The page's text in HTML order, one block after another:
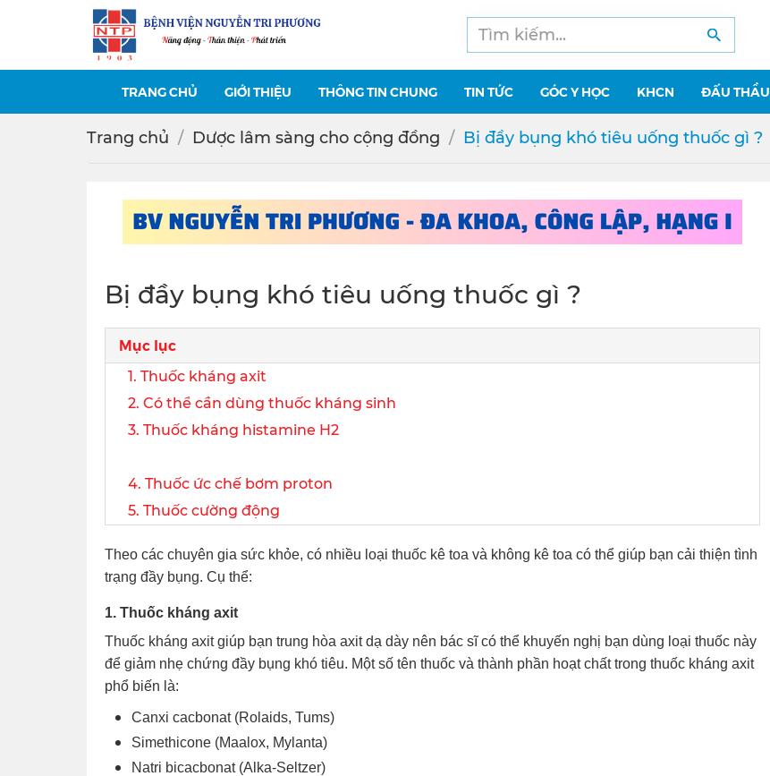
TRANG CHỦ GIỚI THIỆU THÔNG TIN CHUNG TIN TỨC GÓC Y HỌC KHCN ĐẤU THẦU
Trang chủ Dược lâm sàng cho cộng đồng Bị đầy bụng khó tiêu uống thuốc gì ?
Bị đầy bụng khó tiêu uống thuốc gì ?
Mục lục
1. Thuốc kháng axit
2. Có thể cần dùng thuốc kháng sinh
3. Thuốc kháng histamine H2
4. Thuốc ức chế bơm proton
5. Thuốc cường động
Theo các chuyên gia sức khỏe, có nhiều loại thuốc kê toa và không kê toa có thể giúp bạn cải thiện tình
trạng đầy bụng. Cụ thể:
1. Thuốc kháng axit
Thuốc kháng axit giúp bạn trung hòa axit dạ dày nên bác sĩ có thể khuyến nghị bạn dùng loại thuốc này
để giảm nhẹ chứng đầy bụng khó tiêu. Một số tên thuốc và thành phần hoạt chất trong thuốc kháng axit
phổ biến là:
Canxi cacbonat (Rolaids, Tums)
Simethicone (Maalox, Mylanta)
Natri bicacbonat (Alka-Seltzer)